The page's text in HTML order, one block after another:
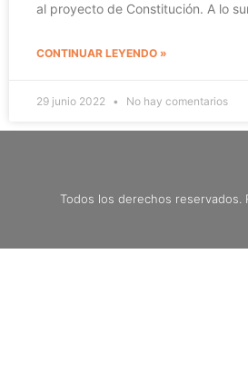
al proyecto de Constitución. A lo
CONTINUAR LEYENDO »
29 junio 2022 No hay comentarios
Todos los derechos reservados.